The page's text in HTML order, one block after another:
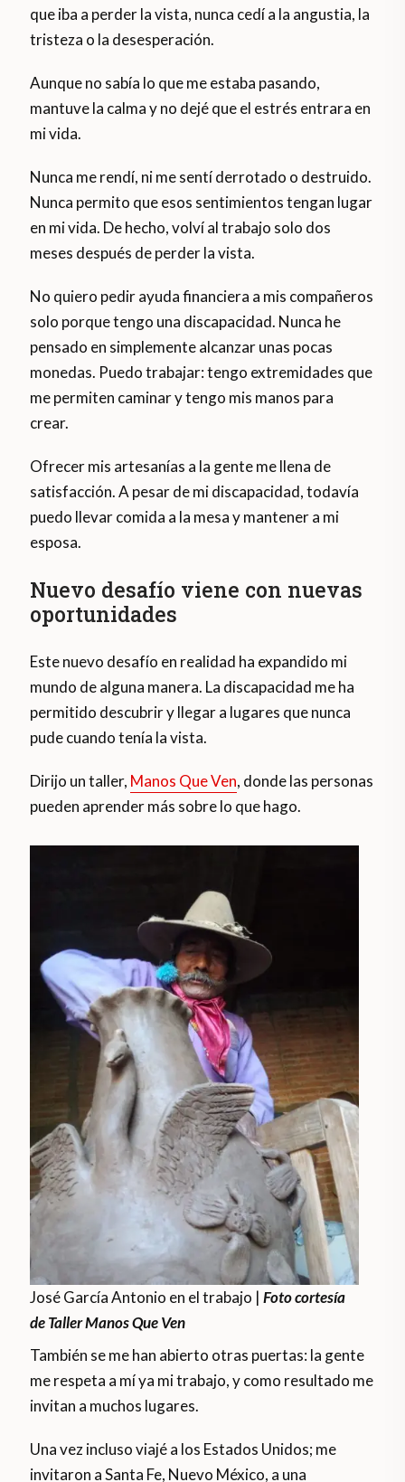
que iba a perder la vista, nunca cedí a la angustia, la
tristeza o la desesperación.
Aunque no sabía lo que me estaba pasando,
mantuve la calma y no dejé que el estrés entrara en
mi vida.
Nunca me rendí, ni me sentí derrotado o destruido.
Nunca permito que esos sentimientos tengan lugar
en mi vida. De hecho, volví al trabajo solo dos
meses después de perder la vista.
No quiero pedir ayuda financiera a mis compañeros
solo porque tengo una discapacidad. Nunca he
pensado en simplemente alcanzar unas pocas
monedas. Puedo trabajar: tengo extremidades que
me permiten caminar y tengo mis manos para
crear.
Ofrecer mis artesanías a la gente me llena de
satisfacción. A pesar de mi discapacidad, todavía
puedo llevar comida a la mesa y mantener a mi
esposa.
Nuevo desafío viene con nuevas
oportunidades
Este nuevo desafío en realidad ha expandido mi
mundo de alguna manera. La discapacidad me ha
permitido descubrir y llegar a lugares que nunca
pude cuando tenía la vista.
Dirijo un taller, Manos Que Ven, donde las personas
pueden aprender más sobre lo que hago.
José García Antonio en el trabajo |Foto cortesía
de Taller Manos Que Ven
También se me han abierto otras puertas: la gente
me respeta a mí ya mi trabajo, y como resultado me
invitan a muchos lugares.
Una vez incluso viajé a los Estados Unidos; me
invitaron a Santa Fe, Nuevo México, a una